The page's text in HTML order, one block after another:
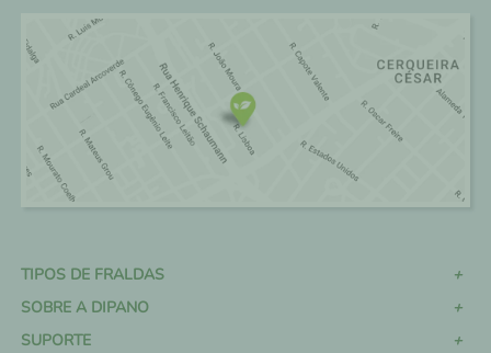
TIPOS DE FRALDAS
SOBRE A DIPANO
SUPORTE